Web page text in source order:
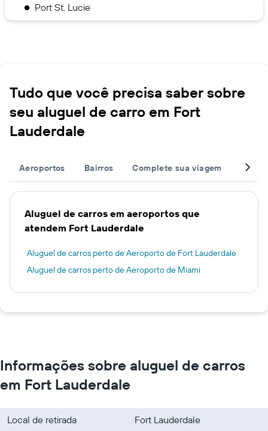
Port St. Lucie
Tudo que você precisa saber sobre
seu aluguel de carro em Fort
Lauderdale
Aeroportos Bairros Complete sua viagem
Aluguel de carros em aeroportos que
atendem Fort Lauderdale
Aluguel de carros perto de Aeroporto de Fort Lauderdale
Aluguel de carros perto de Aeroporto de Miami
Informações sobre aluguel de carros
em Fort Lauderdale
Local de retirada
Fort Lauderdale